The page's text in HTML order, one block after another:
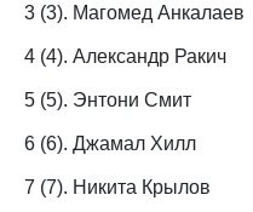
3 (3). Магомед Анкалаев
4 (4). Александр Ракич
5 (5). Энтони Смит
6 (6). Джамал Хилл
7 (7). Никита Крылов